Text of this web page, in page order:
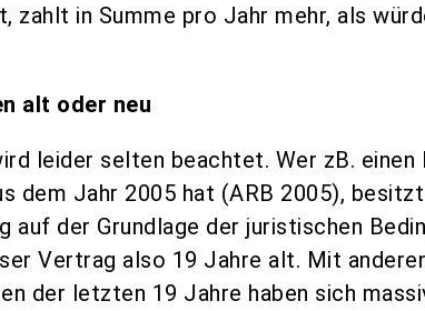
zahlt in Summe pro Jahr mehr, als
alt oder neu
leider selten beachtet. Wer zB.
dem Jahr 2005 hat (ARB 2005),
auf der Grundlage der juristischen
Vertrag also 19 Jahre alt. Mit
der letzten 19 Jahre haben sich